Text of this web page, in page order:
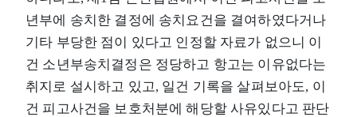
년부에 송치한 결정에 송치요건을 결여하였다거나
기타 부당한 점이 있다고 인정할 자료가 없으니 이
건 소년부송치결정은 정당하고 항고는 이유없다는
취지로 설시하고 있고, 일건 기록을 살펴보아도, 이
건 피고사건을 보호처분에 해당할 사유있다고 판단